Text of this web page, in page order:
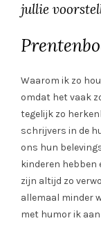
jullie
Waarom ik zo
omdat het vaak
tegelijk zo
schrijvers in de
ons hun
kinderen hebben
zijn altijd zo
allemaal minder
met humor ik